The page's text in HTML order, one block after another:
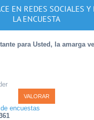
EN REDES SOCIALES Y
LA ENCUESTA
para Usted, la amarga
encuestas